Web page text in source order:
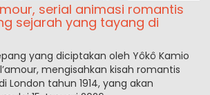
serial animasi romantis
sejarah yang tayang di
yang diciptakan oleh Yôkô Kamio
mengisahkan kisah romantis
London tahun 1914, yang akan